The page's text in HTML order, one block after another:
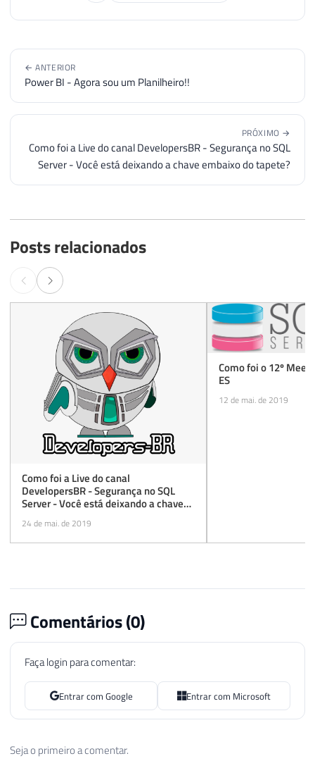
← ANTERIOR
Power BI - Agora sou um Planilheiro!!
PRÓXIMO →
Como foi a Live do canal DevelopersBR - Segurança no SQL
Server - Você está deixando a chave embaixo do tapete?
Posts relacionados
Como foi a Live do canal
DevelopersBR - Segurança no SQL
Server - Você está deixando a chave
embaixo do tapete?
24 de mai. de 2019
Como foi o 12º
ES
12 de mai. de 2019
Comentários (0)
Faça login para comentar:
Entrar com Google Entrar com Microsoft
Seja o primeiro a comentar.